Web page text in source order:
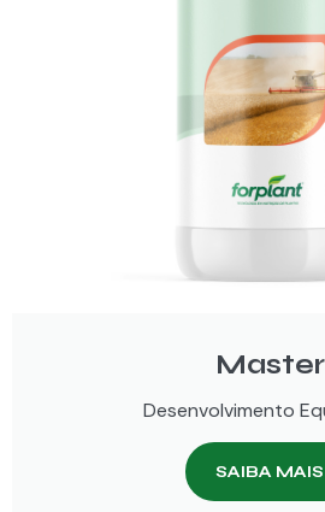
Master
Desenvolvimento
SAIBA MAIS